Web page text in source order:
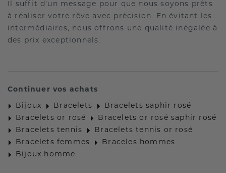
Il suffit d'un message pour que nous soyons prêts
à réaliser votre rêve avec précision. En évitant les
intermédiaires, nous offrons une qualité inégalée à
des prix exceptionnels.
Continuer vos achats
Bijoux Bracelets
Bracelets saphir rosé
Bracelets or rosé
Bracelets or rosé saphir rosé
Bracelets tennis
Bracelets tennis or rosé
Bracelets femmes
Braceles hommes
Bijoux homme